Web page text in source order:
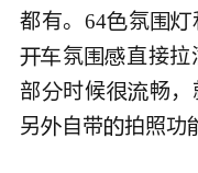
都有。64氛 
氛 直接拉
部时候畅，
另自带拍照功